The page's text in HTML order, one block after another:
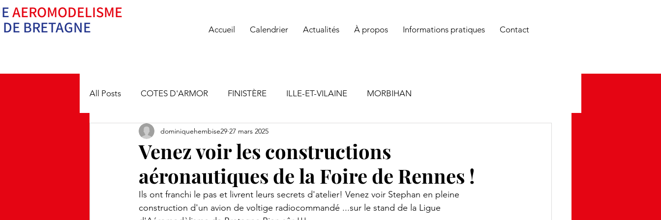
AEROMODELISME
DE BRETAGNE Accueil Calendrier Actualités À propos Informations pratiques Contact
All Posts COTES D'ARMOR FINISTÈRE ILLE-ET-VILAINE MORBIHAN
Venez voir les constructions
aéronautiques de la Foire de Rennes !
dominiquehembise29 27 mars 2025
Ils ont franchi le pas et livrent leurs secrets d'atelier! Venez voir Stephan en pleine
construction d'un avion de voltige radiocommandé ...sur le stand de la Ligue